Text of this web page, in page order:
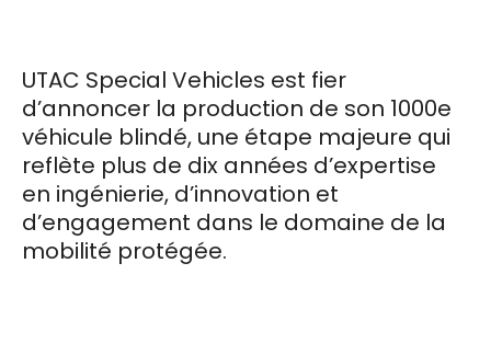
UTAC Special Vehicles est fier
d’annoncer la production de son 1000e
véhicule blindé, une étape majeure qui
reflète plus de dix années d’expertise
en ingénierie, d’innovation et
d’engagement dans le domaine de la
mobilité protégée.